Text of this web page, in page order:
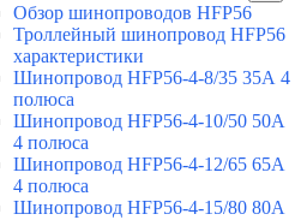
Обзор шинопроводов HFP56
Троллейный шинопровод HFP56
характеристики
Шинопровод HFP56-4-8/35 35А 4
полюса
Шинопровод HFP56-4-10/50 50А
4 полюса
Шинопровод HFP56-4-12/65 65А
4 полюса
Шинопровод HFP56-4-15/80 80А